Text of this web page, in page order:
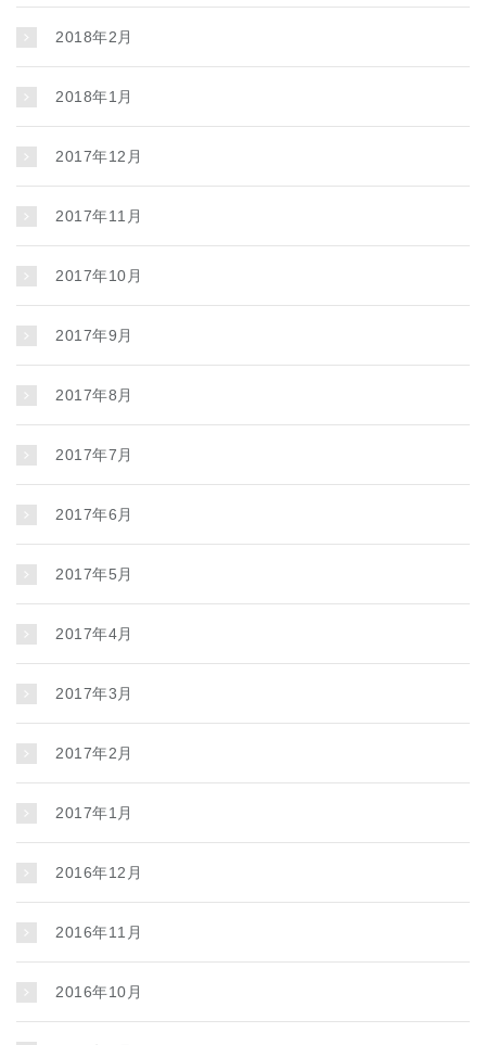
2018年2月
2018年1月
2017年12月
2017年11月
2017年10月
2017年9月
2017年8月
2017年7月
2017年6月
2017年5月
2017年4月
2017年3月
2017年2月
2017年1月
2016年12月
2016年11月
2016年10月